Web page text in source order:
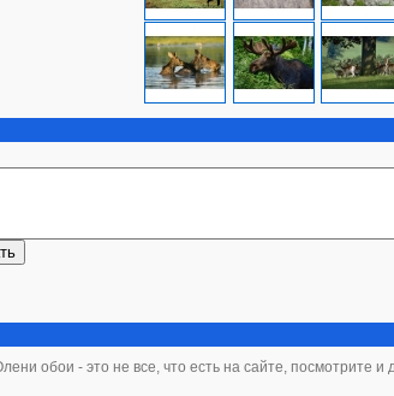
обои - это не все, что есть на сайте, посмотрите и